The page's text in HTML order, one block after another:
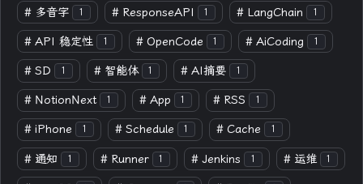
# 多音字 1 # ResponseAPI 1 # LangChain 1
# API 稳定性 1 # OpenCode 1 # AiCoding 1
# SD 1 # 智能体 1 # AI摘要 1
# NotionNext 1 # App 1 # RSS 1
# iPhone 1 # Schedule 1 # Cache 1
# 通知 1 # Runner 1 # Jenkins 1 # 运维 1